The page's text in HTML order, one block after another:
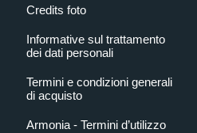
Credits foto
Informative sul trattamento
dei dati personali
Termini e condizioni generali
di acquisto
Armonia - Termini d’utilizzo